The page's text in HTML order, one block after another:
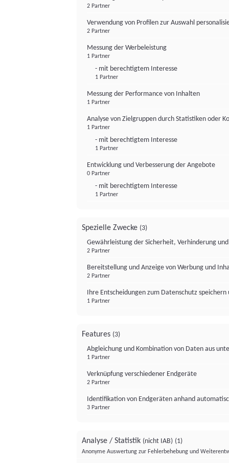
2 Partner
Verwendung von Profilen zur Auswahl
2 Partner
Messung der Werbeleistung
1 Partner
- mit berechtigtem Interesse
1 Partner
Messung der Performance von Inhalten
1 Partner
Analyse von Zielgruppen durch Statistiken oder
1 Partner
- mit berechtigtem Interesse
1 Partner
Entwicklung und Verbesserung der Angebote
0 Partner
- mit berechtigtem Interesse
1 Partner
Spezielle Zwecke (3)
Gewährleistung der Sicherheit, Verhinderung
2 Partner
Bereitstellung und Anzeige von Werbung und
2 Partner
Ihre Entscheidungen zum Datenschutz
1 Partner
Features (3)
Abgleichung und Kombination von Daten aus
1 Partner
Verknüpfung verschiedener Endgeräte
2 Partner
Identifikation von Endgeräten anhand
3 Partner
Analyse / Statistik (nicht IAB) (1)
Anonyme Auswertung zur Fehlerbehebung und